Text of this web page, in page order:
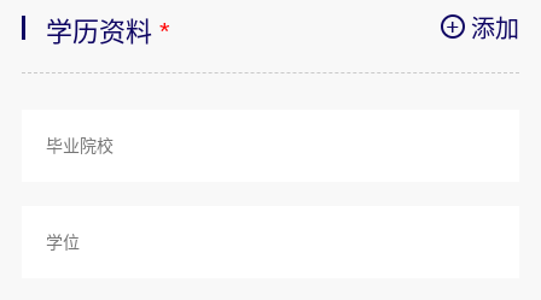
学历资料 * 添加